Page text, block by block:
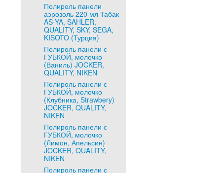
Полироль панели
аэрозоль 220 мл Табак
AS-YA, SAHLER,
QUALITY, SKY, SEGA,
KISOTO (Турция)
Полироль панели с
ГУБКОЙ, молочко
(Ваниль) JOCKER,
QUALITY, NIKEN
Полироль панели с
ГУБКОЙ, молочко
(Клубника, Strawbery)
JOCKER, QUALITY,
NIKEN
Полироль панели с
ГУБКОЙ, молочко
(Лимон, Апельсин)
JOCKER, QUALITY,
NIKEN
Полироль панели с